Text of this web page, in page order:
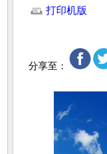
打印机版
分享至：